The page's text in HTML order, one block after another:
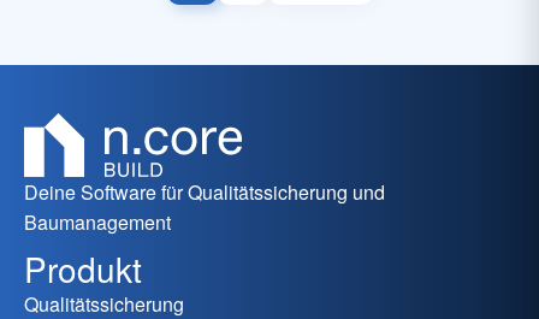
Deine Software für Qualitätssicherung und
Baumanagement
Produkt
Qualitätssicherung